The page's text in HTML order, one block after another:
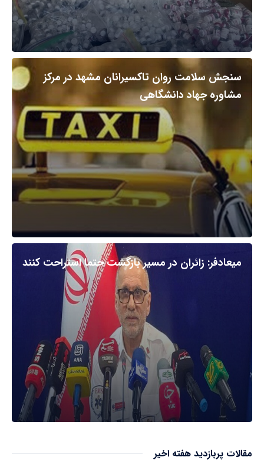
سنجش سلامت روان تاکسیرانان مشهد در مرکز
مشاوره جهاد دانشگاهی
میعادفر: زائران در مسیر بازگشت حتما استراحت کنند
مقالات پربازدید هفته اخیر